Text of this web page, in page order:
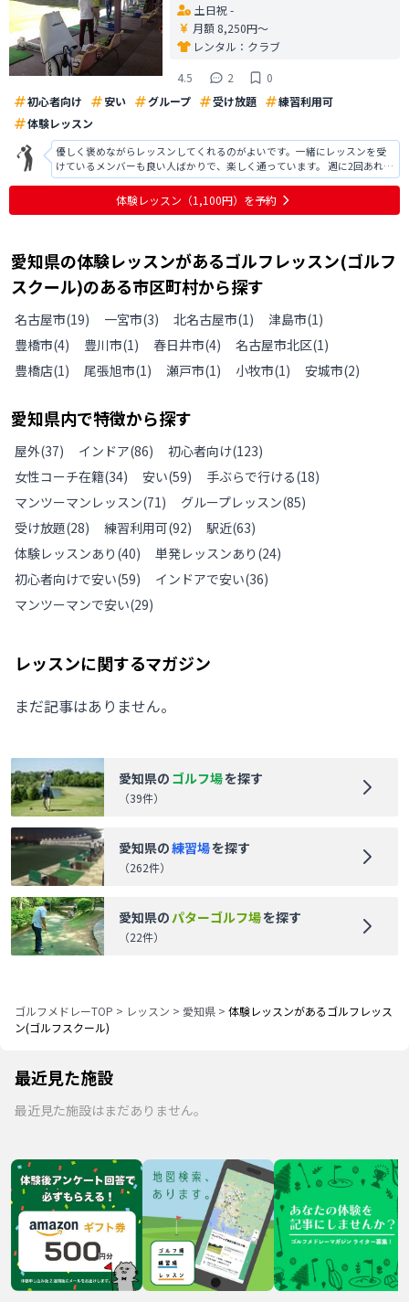
土日祝 -
月額 8,250円〜
レンタル： クラブ
4.5
2
0
初心者向け
安い グループ 受け放題
練習利用可
体験レッスン
優しく褒めながらレッスンしてくれるのがよいです。一緒にレッスンを受
けているメンバーも良い人ばかりで、楽しく通っています。 週に2回あれば
良いなあと思っています。以前からのフォームを改善して頂いたり、グリ
ップの握り方、体重移動など、細かな点も直して頂きました。これから、
長く楽しくゴルフが続けていけそう
体験レッスン （1,100円） を予約
愛知県の体験レッスンがあるゴルフレッスン(ゴルフ
スクール)のある市区町村から探す
名古屋市(19) 一宮市(3) 北名古屋市(1) 津島市(1)
豊橋市(4) 豊川市(1) 春日井市(4) 名古屋市北区(1)
豊橋店(1) 尾張旭市(1) 瀬戸市(1) 小牧市(1) 安城市(2)
愛知県内で特徴から探す
屋外(37) インドア(86) 初心者向け(123)
女性コーチ在籍(34) 安い(59) 手ぶらで行ける(18)
マンツーマンレッスン(71) グループレッスン(85)
受け放題(28) 練習利用可(92) 駅近(63)
体験レッスンあり (40) 単発レッスンあり (24)
初心者向けで安い(59) インドアで安い(36)
マンツーマンで安い(29)
レッスンに関するマガジン
まだ記事はありません。
愛知県の ゴルフ場を探す
（39件）
愛知県の練習場を探す
（262件）
愛知県のパターゴルフ場を探す
（22件）
ゴルフメドレーTOP > レッスン > 愛知県 > 体験レッスンがあるゴルフレッス
ン(ゴルフスクール)
最近見た施設
最近見た施設はまだありません。